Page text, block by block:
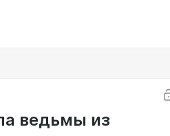
ведьмы из